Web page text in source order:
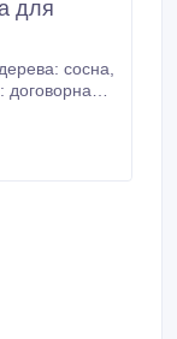
для
сосна,